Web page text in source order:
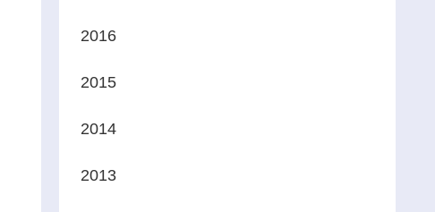
2016
2015
2014
2013